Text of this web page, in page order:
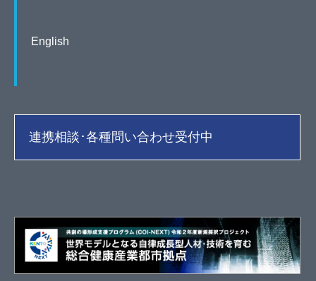
English
連携相談･各種問い合わせ受付中